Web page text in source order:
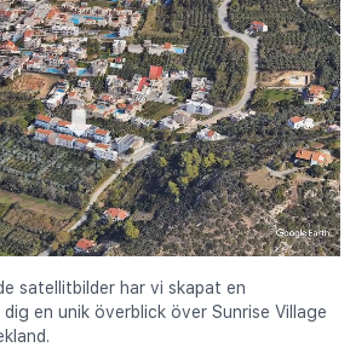
satellitbilder har vi skapat en
dig en unik överblick över Sunrise Village